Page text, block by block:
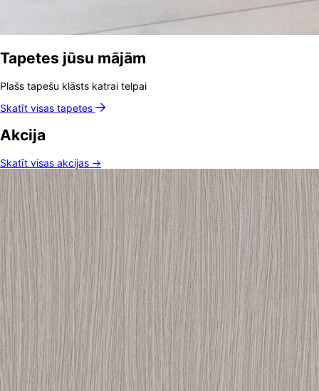
Tapetes jūsu mājām
Plašs tapešu klāsts katrai telpai
Skatīt visas tapetes
Akcija
Skatīt visas akcijas →